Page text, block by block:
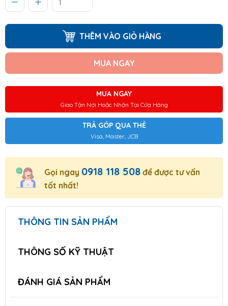
THÊM VÀO GIỎ HÀNG
MUA NGAY
MUA NGAY
Giao Tận Nơi Hoặc Nhận Tại Cửa Hàng
TRẢ GÓP QUA THẺ
Visa, Master, JCB
Gọi ngay 0918 118 508 để được tư vấn
tốt nhất!
THÔNG TIN SẢN PHẨM
THÔNG SỐ KỸ THUẬT
ĐÁNH GIÁ SẢN PHẨM